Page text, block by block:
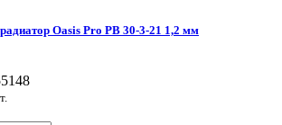
Oasis Pro PB 30-3-21 1,2 мм